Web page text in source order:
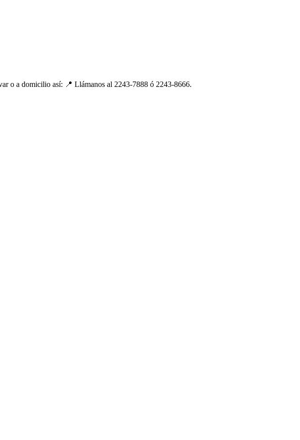
o a domicilio así: 📍 Llámanos al 2243-7888 ó 2243-8666.